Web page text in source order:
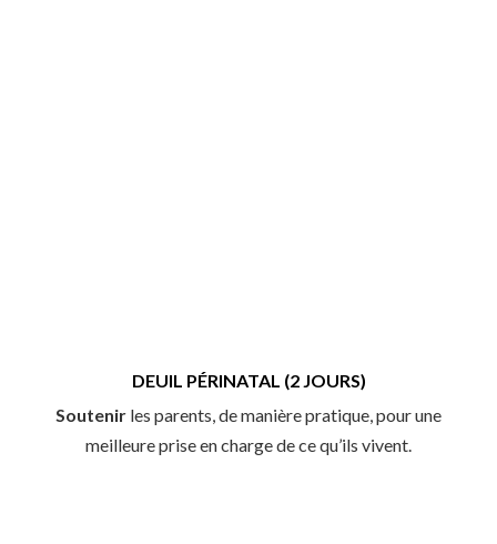
DEUIL PÉRINATAL (2 JOURS)
Soutenir les parents, de manière pratique, pour une
meilleure prise en charge de ce qu’ils vivent.